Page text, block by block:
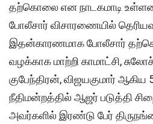
தற்கொலை என நாடகமாடி
போலீசார் விசாரணையில்
இதன்காரணமாக போலீசார்
வழக்காக மாற்றி காமாட்சி,
குபேந்திரன், விஜயகுமார் ஆகிய
நீதிமன்றத்தில் ஆஜர் படுத்தி
அவர்களில் இரண்டு பேர்